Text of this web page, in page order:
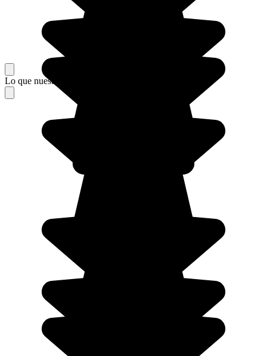
Lo que nuestros viajeros piensan de su estancia